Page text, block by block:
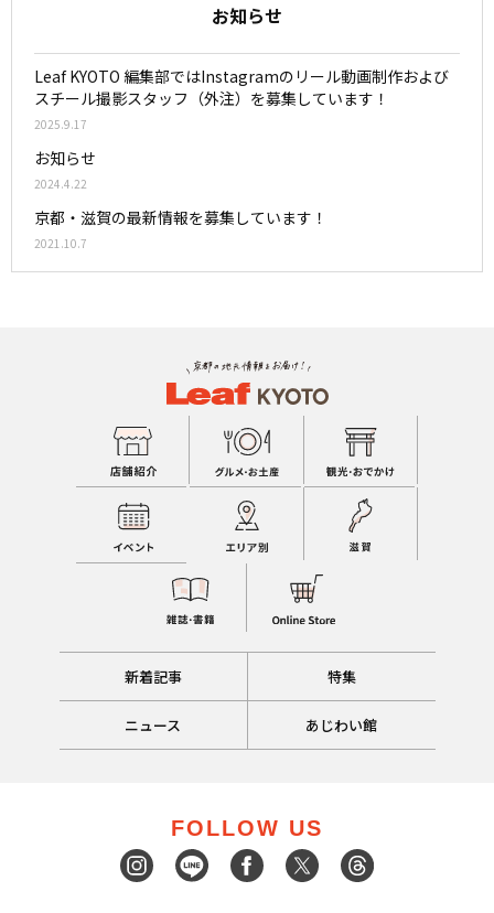
お知らせ
Leaf KYOTO 編集部ではInstagramのリール動画制作および
スチール撮影スタッフ（外注）を募集しています！
2025.9.17
お知らせ
2024.4.22
京都・滋賀の最新情報を募集しています！
2021.10.7
新着記事 特集
ニュース あじわい館
FOLLOW US